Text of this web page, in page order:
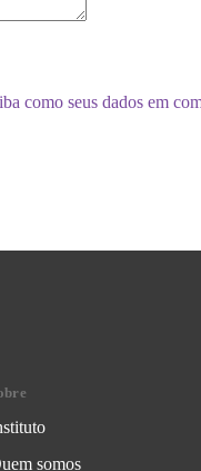
como seus dados em
somos